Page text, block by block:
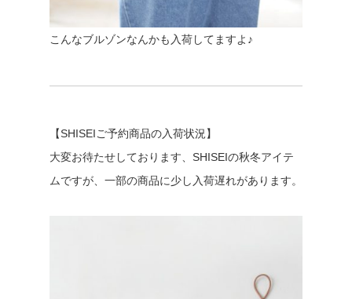
こんなブルゾンなんかも入荷してますよ♪
【SHISEIご予約商品の入荷状況】
大変お待たせしております、SHISEIの秋冬アイテ
ムですが、一部の商品に少し入荷遅れがあります。